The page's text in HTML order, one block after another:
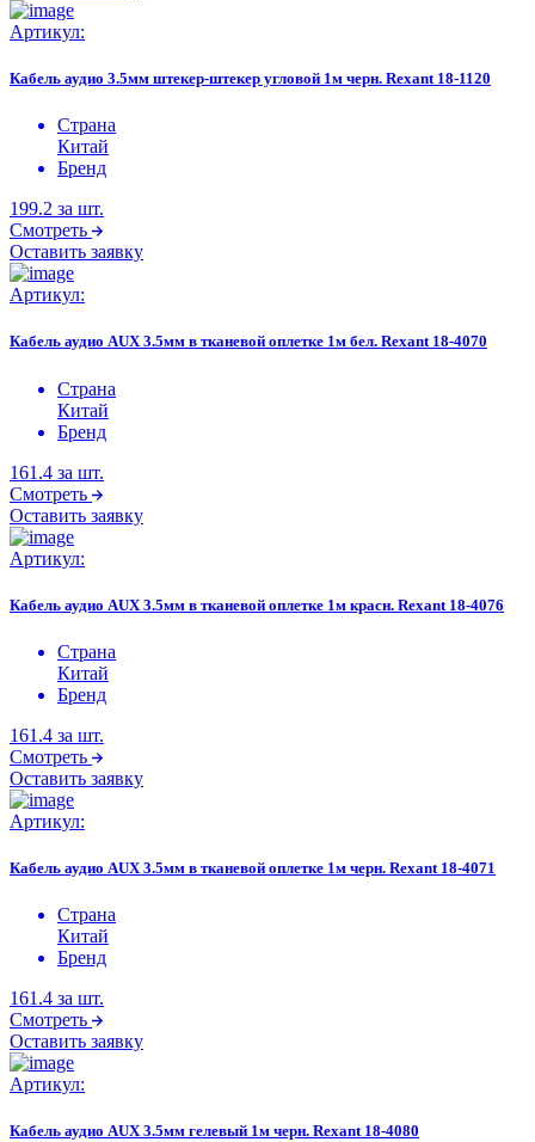
Артикул:
Кабель аудио 3.5мм штекер-штекер угловой 1м черн. Rexant 18-1120
Страна
Китай
Бренд
199.2 за шт.
Смотреть
Оставить заявку
Артикул:
Кабель аудио AUX 3.5мм в тканевой оплетке 1м бел. Rexant 18-4070
Страна
Китай
Бренд
161.4 за шт.
Смотреть
Оставить заявку
Артикул:
Кабель аудио AUX 3.5мм в тканевой оплетке 1м красн. Rexant 18-4076
Страна
Китай
Бренд
161.4 за шт.
Смотреть
Оставить заявку
Артикул:
Кабель аудио AUX 3.5мм в тканевой оплетке 1м черн. Rexant 18-4071
Страна
Китай
Бренд
161.4 за шт.
Смотреть
Оставить заявку
Артикул:
Кабель аудио AUX 3.5мм гелевый 1м черн. Rexant 18-4080